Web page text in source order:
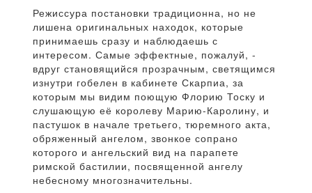
Режиссура постановки традиционна, но не
лишена оригинальных находок, которые
принимаешь сразу и наблюдаешь с
интересом. Самые эффектные, пожалуй, -
вдруг становящийся прозрачным, светящимся
изнутри гобелен в кабинете Скарпиа, за
которым мы видим поющую Флорию Тоску и
слушающую её королеву Марию-Каролину, и
пастушок в начале третьего, тюремного акта,
обряженный ангелом, звонкое сопрано
которого и ангельский вид на парапете
римской бастилии, посвященной ангелу
небесному многозначительны.